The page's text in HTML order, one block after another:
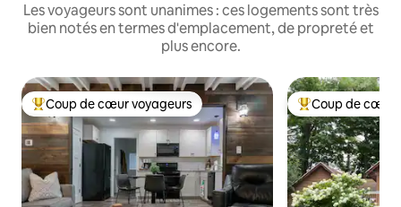
Les voyageurs sont unanimes : ces logements sont très
bien notés en termes d'emplacement, de propreté et
plus encore.
Coups de cœur voyageurs les plus appréciés
Coup de cœur voyageurs Coups de cœur
Coup de cœur